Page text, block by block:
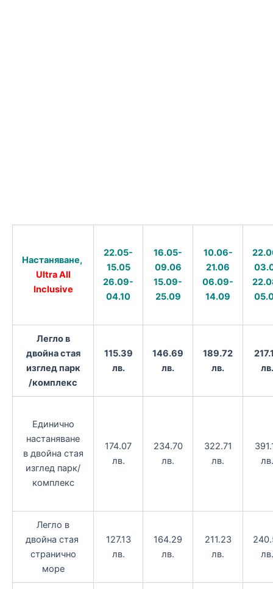
Настаняване,
Ultra All
Inclusive
22.05-
15.05
26.09-
04.10
16.05-
09.06
15.09-
25.09
10.06-
21.06
06.09-
14.09
Легло в
двойна стая
изглед парк
/комплекс
115.39
лв.
146.69
лв.
189.72
лв.
лв.
Единично
настаняване
в двойна стая
изглед парк/
комплекс
174.07
лв.
234.70
лв.
322.71
лв.
лв.
Легло в
двойна стая
странично
море
127.13
лв.
164.29
лв.
211.23
лв.
лв.